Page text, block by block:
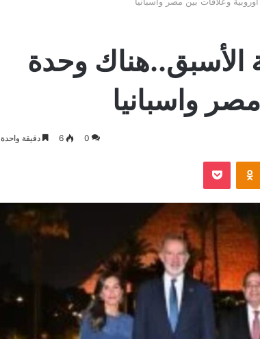
الأسبق..هناك وحدة
واسبانيا
0
6 دقيقة واحدة
Odnoklassniki
بوكيت